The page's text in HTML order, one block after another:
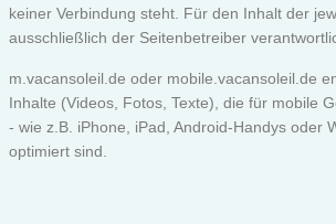
keiner Verbindung steht. Für den Inhalt der
ausschließlich der Seitenbetreiber
m.vacansoleil.de oder mobile.vacansoleil.de
Inhalte (Videos, Fotos, Texte), die für mobile
- wie z.B. iPhone, iPad, Android-Handys oder
optimiert sind.